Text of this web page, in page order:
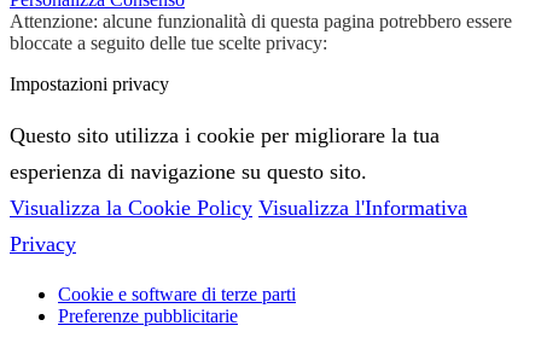
Attenzione: alcune funzionalità di questa pagina potrebbero essere
bloccate a seguito delle tue scelte privacy:
Impostazioni privacy
Questo sito utilizza i cookie per migliorare la tua
esperienza di navigazione su questo sito.
Visualizza la Cookie Policy Visualizza l'Informativa
Privacy
Cookie e software di terze parti
Preferenze pubblicitarie